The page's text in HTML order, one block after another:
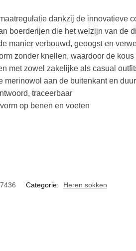
dankzij de innovatieve
boerderijen die het welzijn van de
manier verbouwd, geoogst en
zonder knellen, waardoor de
met zowel zakelijke als casual
aan de buitenkant en
traceerbaar
op benen en voeten
Categorie: Heren sokken